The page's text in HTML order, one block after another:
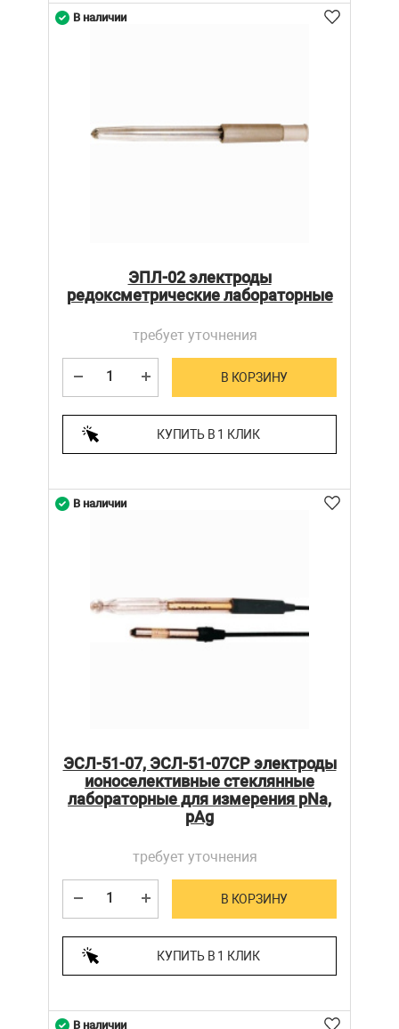
ЭПЛ-02 электроды
редоксметрические лабораторные
требует уточнения
В КОРЗИНУ
КУПИТЬ В 1 КЛИК
В наличии
ЭСЛ-51-07, ЭСЛ-51-07СР электроды
ионоселективные стеклянные
лабораторные для измерения рNa,
pAg
требует уточнения
В КОРЗИНУ
КУПИТЬ В 1 КЛИК
В наличии
В наличии